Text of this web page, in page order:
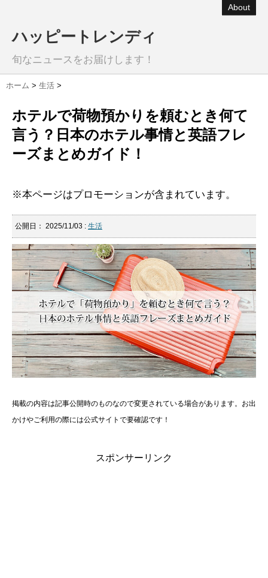
About
ハッピートレンディ
旬なニュースをお届けします！
ホーム > 生活 >
ホテルで荷物預かりを頼むとき何て
言う？日本のホテル事情と英語フレ
ーズまとめガイド！
※本ページはプロモーションが含まれています。
公開日： 2025/11/03 : 生活
掲載の内容は記事公開時のものなので変更されている場合があります。お出
かけやご利用の際には公式サイトで要確認です！
スポンサーリンク